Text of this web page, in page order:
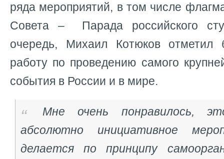
ряда мероприятий, в том числе
Совета – Парада российского
очередь, Михаил Котюков
работу по проведению самого
события в России и в мире.
Мне очень понравилось,
абсолютно инициативное
делается по принципу